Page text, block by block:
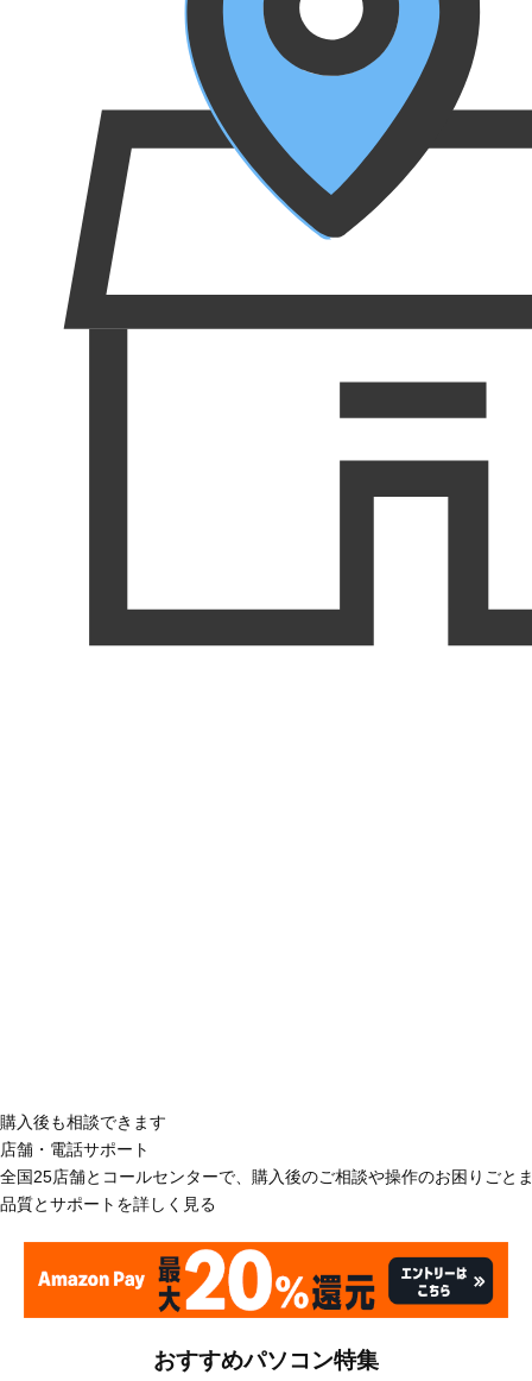
購入後も相談できます
店舗・電話サポート
全国25店舗とコールセンターで、購入後のご相談や操作のお困りごと
品質とサポートを詳しく見る
おすすめパソコン特集